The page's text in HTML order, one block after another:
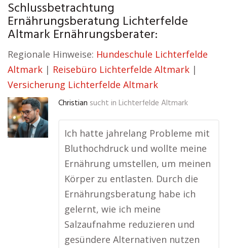
Schlussbetrachtung
Ernährungsberatung Lichterfelde
Altmark Ernährungsberater:
Regionale Hinweise: Hundeschule Lichterfelde
Altmark | Reisebüro Lichterfelde Altmark |
Versicherung Lichterfelde Altmark
Christian sucht in Lichterfelde Altmark
Ich hatte jahrelang Probleme mit
Bluthochdruck und wollte meine
Ernährung umstellen, um meinen
Körper zu entlasten. Durch die
Ernährungsberatung habe ich
gelernt, wie ich meine
Salzaufnahme reduzieren und
gesündere Alternativen nutzen